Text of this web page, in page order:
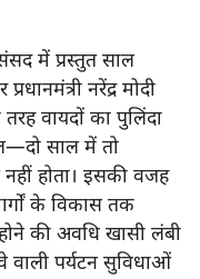
में प्रस्तुत साल
नरेंद्र मोदी
तरह वायदों का पुलिंदा
साल में तो
नहीं होता। इसकी वजह
के विकास तक
की अवधि खासी लंबी
वाली पर्यटन सुविधाओं